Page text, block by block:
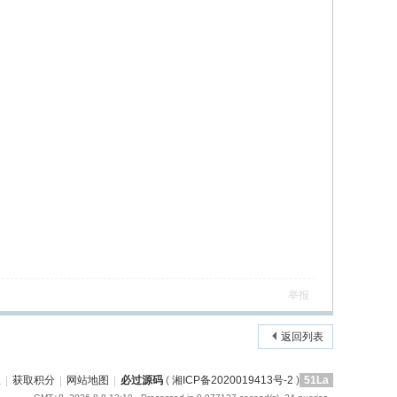
举报
返回列表
获取积分 网站地图 必过源码 ( 湘ICP备2020019413号-2 ) 51La